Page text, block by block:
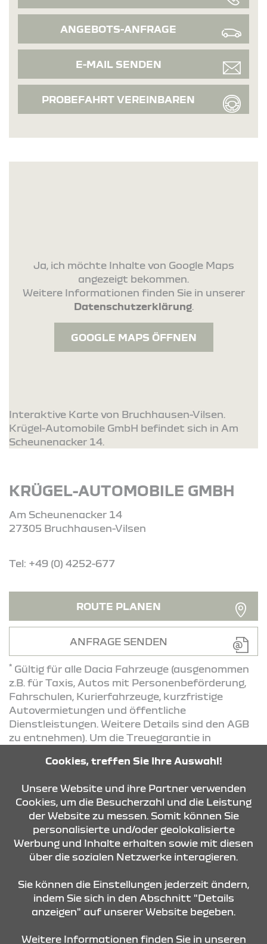
ANGEBOTS-ANFRAGE
E-MAIL SENDEN
PROBEFAHRT VEREINBAREN
Ja, ich möchte Inhalte von Google Maps
angezeigt bekommen.
Weitere Informationen finden Sie in unserer
Datenschutzerklärung.
GOOGLE MAPS ÖFFNEN
Interaktive Karte von Bruchhausen-Vilsen.
Krügel-Automobile GmbH befindet sich in Am
Scheunenacker 14.
KRÜGEL-AUTOMOBILE GMBH
Am Scheunenacker 14
27305 Bruchhausen-Vilsen
Tel: +49 (0) 4252-677
ROUTE PLANEN
ANFRAGE SENDEN
* Gültig für alle Dacia Fahrzeuge (ausgenommen
z.B. für Taxis, Autos mit Personenbeförderung,
Fahrschulen, Kurierfahrzeuge, kurzfristige
Autovermietungen und öffentliche
Dienstleistungen. Weitere Details sind den AGB
zu entnehmen). Um die Treuegarantie in
lückenlos nach Herstellervorgaben gewartet
KONTAKT & ANFAHRT
Cookies, treffen Sie Ihre Auswahl!
Unsere Website und ihre Partner verwenden
Cookies, um die Besucherzahl und die Leistung
der Website zu messen. Somit können Sie
personalisierte und/oder geolokalisierte
Werbung und Inhalte erhalten sowie mit diesen
über die sozialen Netzwerke interagieren.
Sie können die Einstellungen jederzeit ändern,
indem Sie sich in den Abschnitt "Details
anzeigen" auf unserer Website begeben.
Weitere Informationen finden Sie in unseren